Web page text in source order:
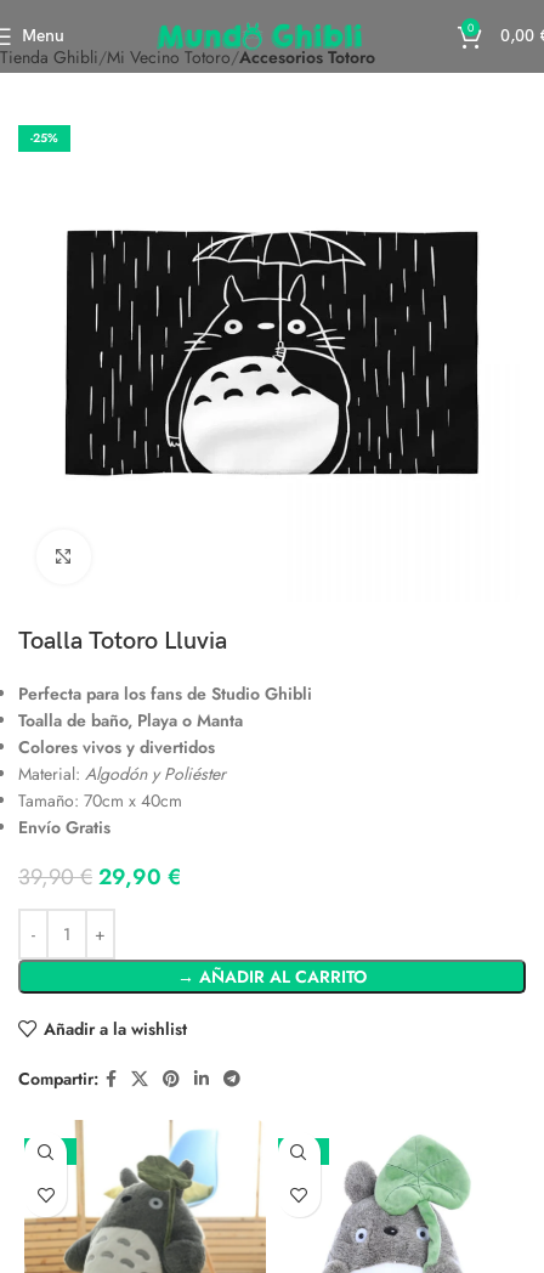
Menu 0 0,00
Tienda Ghibli Mi Vecino Totoro Accesorios Totoro
-25%
Toalla Totoro Lluvia
Perfecta para los fans de Studio Ghibli
Toalla de baño, Playa o Manta
Colores vivos y divertidos
Material: Algodón y Poliéster
Tamaño: 70cm x 40cm
Envío Gratis
39,90€29,90 €
→ AÑADIR AL CARRITO
Añadir a la wishlist
Compartir:
-25% -17%